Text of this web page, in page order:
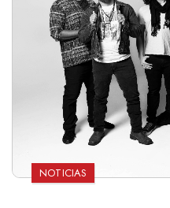
NOTICIAS